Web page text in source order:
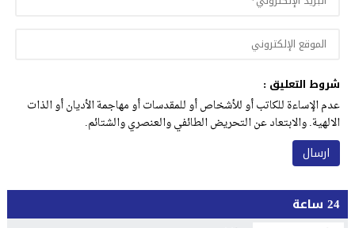
شروط التعليق :
عدم الإساءة للكاتب أو للأشخاص أو للمقدسات أو مهاجمة الأديان أو الذات
الالهية. والابتعاد عن التحريض الطائفي والعنصري والشتائم.
24 ساعة